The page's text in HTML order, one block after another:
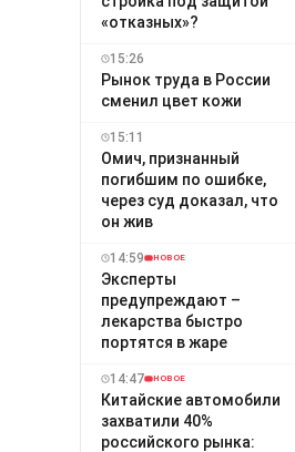
«отказных»?
15:26
Рынок труда в России
сменил цвет кожи
15:11
Омич, признанный
погибшим по ошибке,
через суд доказал, что
он жив
14:59 НОВОЕ
Эксперты
предупреждают –
лекарства быстро
портятся в жаре
14:47 НОВОЕ
Китайские автомобили
захватили 40%
российского рынка: